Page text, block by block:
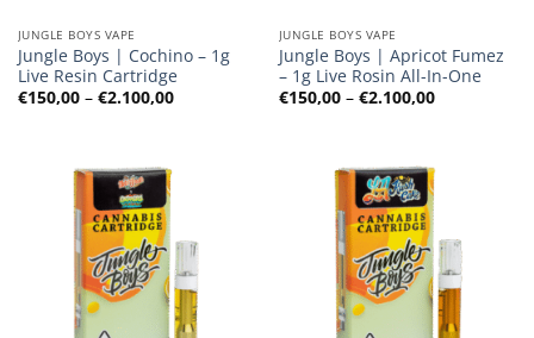
JUNGLE BOYS VAPE
Jungle Boys | Cochino – 1g
Live Resin Cartridge
€150,00 – €2.100,00Preisspanne:
JUNGLE BOYS VAPE
Jungle Boys | Apricot Fumez
– 1g Live Rosin All-In-One
€150,00 – €2.100,00